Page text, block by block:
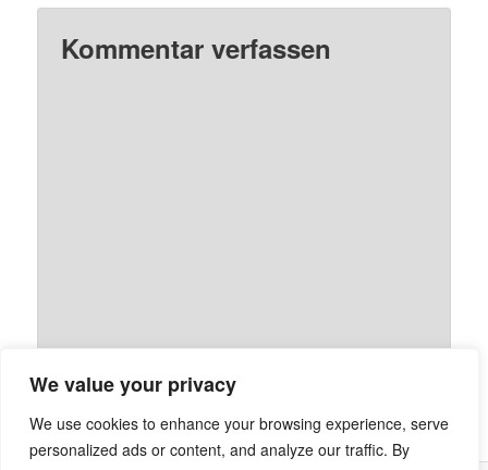
We value your privacy
We use cookies to enhance your browsing experience, serve
personalized ads or content, and analyze our traffic. By
Kommentar verfassen